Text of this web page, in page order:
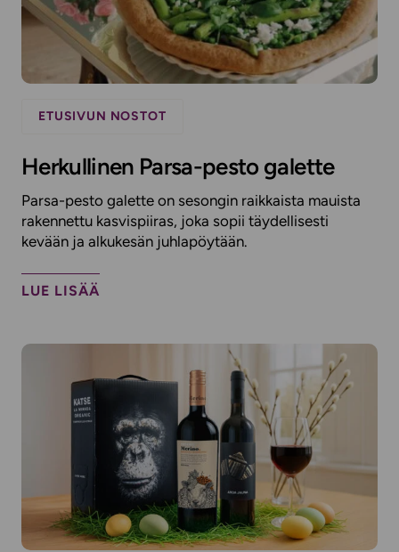
ETUSIVUN NOSTOT
Herkullinen Parsa-pesto galette
Parsa-pesto galette on sesongin raikkaista mauista
rakennettu kasvispiiras, joka sopii täydellisesti
kevään ja alkukesän juhlapöytään.
LUE LISÄÄ